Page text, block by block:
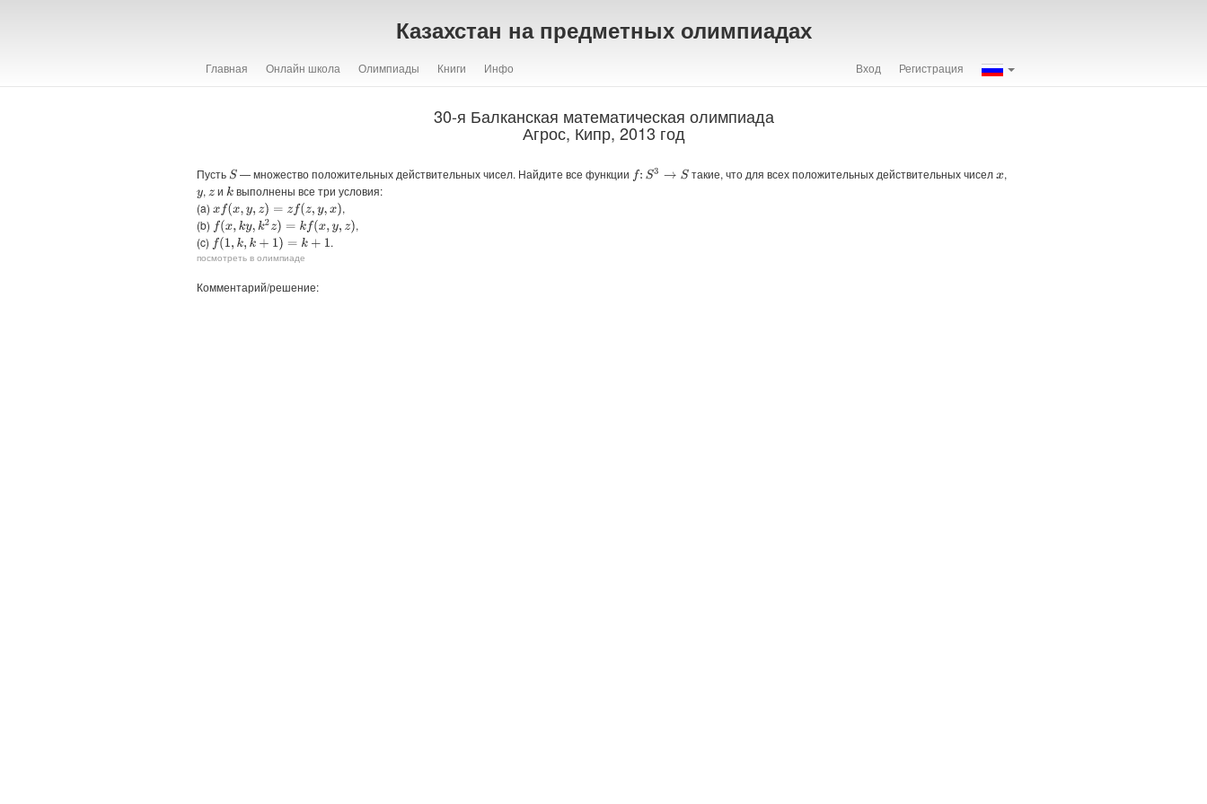
Казахстан на предметных олимпиадах
Главная Онлайн школа Олимпиады Книги Инфо Вход Регистрация
30-я Балканская математическая олимпиада
Агрос, Кипр, 2013 год
ПустьS — множество положительных действительных чисел. Найдите все функции f:S 3→ S такие, что для всех положительных действительных чиселx,
y, z и kвыполнены все три условия:
(a) xf(x,y,z)= zf(z ,y,x )
,
(b) (x,ky,k2z)=kf(x ,y,z )
,
(c) f(1,k, k+ 1) =k +1 .
посмотреть в олимпиаде
Комментарий/решение: